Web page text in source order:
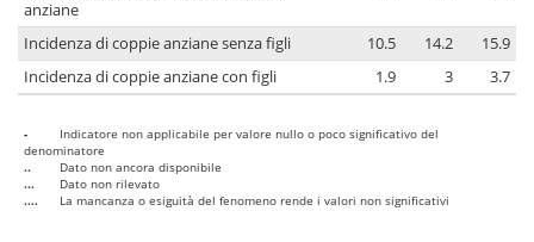
anziane
Incidenza di coppie anziane senza figli 10.5 14.2
15.9
Incidenza di coppie anziane con figli
1.9 3 3.7
-
Indicatore non applicabile per valore nullo o poco significativo del
denominatore
..
Dato non ancora disponibile
...
Dato non rilevato
....
La mancanza o esiguità del fenomeno rende i valori non significativi